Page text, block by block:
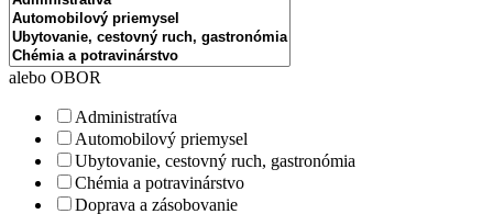
alebo OBOR
Administratíva
Automobilový priemysel
Ubytovanie, cestovný ruch, gastronómia
Chémia a potravinárstvo
Doprava a zásobovanie